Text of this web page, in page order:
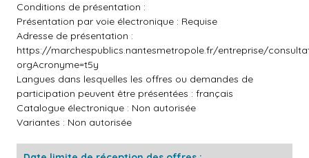
Conditions de présentation :
Présentation par voie électronique : Requise
Adresse de présentation :
https://marchespublics.nantesmetropole.fr/entreprise/
orgAcronyme=t5y
Langues dans lesquelles les offres ou demandes de
participation peuvent être présentées : français
Catalogue électronique : Non autorisée
Variantes : Non autorisée